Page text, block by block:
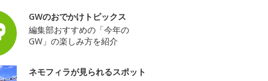
GWのおでかけトピックス
編集部おすすめの「今年の
GW」の楽しみ方を紹介
ネモフィラが見られるスポット